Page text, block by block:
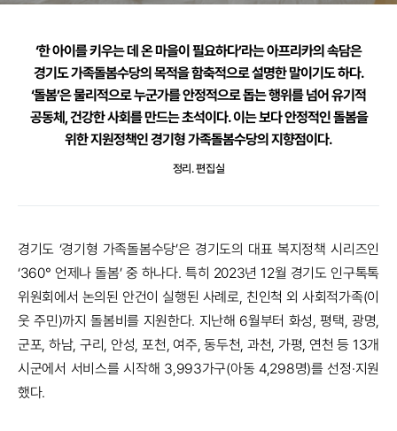
‘한 아이를 키우는 데 온 마을이 필요하다’라는 아프리카의 속담은
경기도 가족돌봄수당의 목적을 함축적으로 설명한 말이기도 하다.
‘돌봄’은 물리적으로 누군가를 안정적으로 돕는 행위를 넘어 유기적
공동체, 건강한 사회를 만드는 초석이다. 이는 보다 안정적인 돌봄을
위한 지원정책인 경기형 가족돌봄수당의 지향점이다.
정리. 편집실
경기도 ‘경기형 가족돌봄수당’은 경기도의 대표 복지정책 시리즈인
‘360° 언제나 돌봄’ 중 하나다. 특히 2023년 12월 경기도 인구톡톡
위원회에서 논의된 안건이 실행된 사례로, 친인척 외 사회적가족(이
웃 주민)까지 돌봄비를 지원한다. 지난해 6월부터 화성, 평택, 광명,
군포, 하남, 구리, 안성, 포천, 여주, 동두천, 과천, 가평, 연천 등 13개
시군에서 서비스를 시작해 3,993가구(아동 4,298명)를 선정·지원
했다.